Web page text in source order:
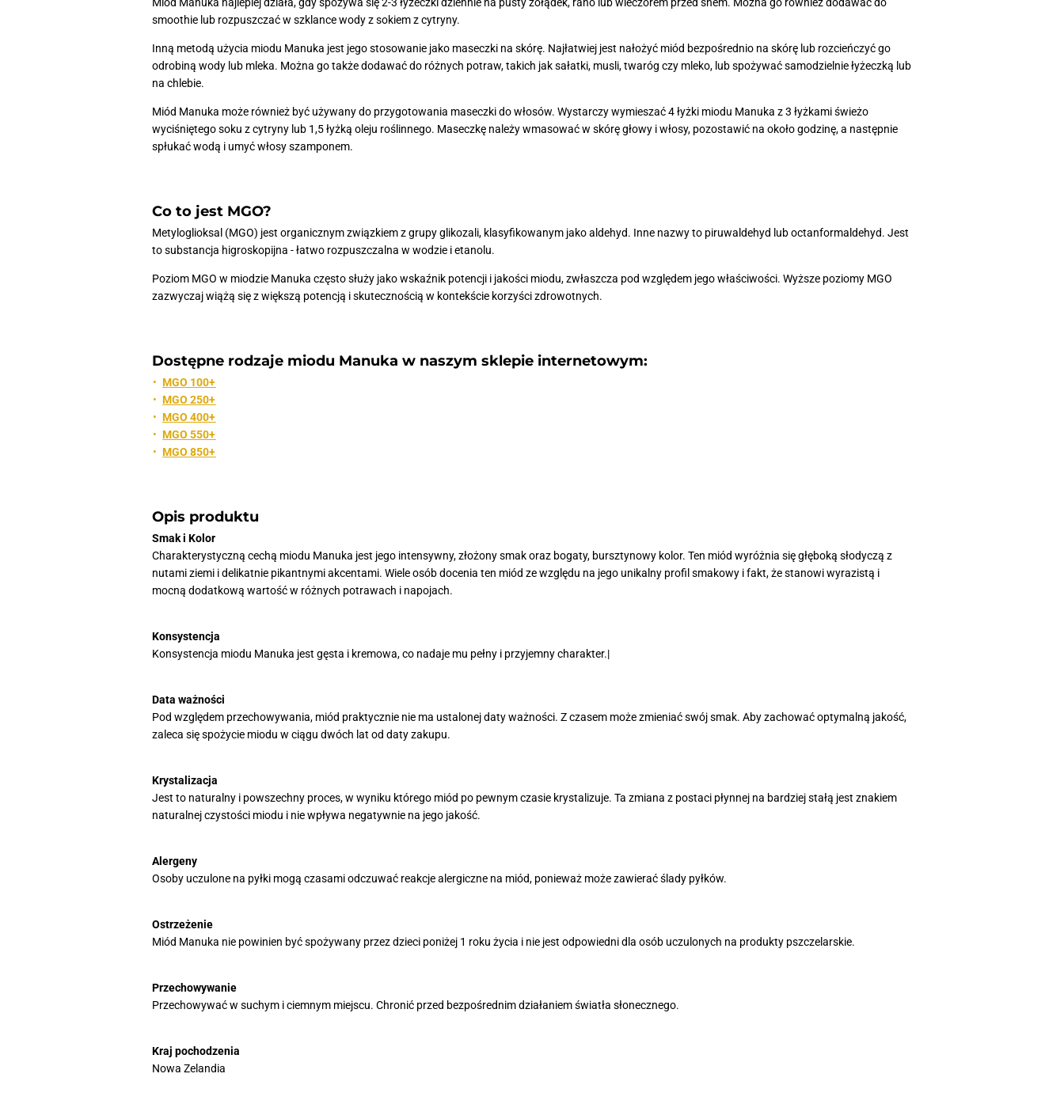
smoothie lub rozpuszczać w szklance wody z sokiem z cytryny.
Inną metodą użycia miodu Manuka jest jego stosowanie jako maseczki na skórę. Najłatwiej jest nałożyć miód bezpośrednio na skórę lub rozcieńczyć go
odrobiną wody lub mleka. Można go także dodawać do różnych potraw, takich jak sałatki, musli, twaróg czy mleko, lub spożywać samodzielnie łyżeczką lub
na chlebie.
Miód Manuka może również być używany do przygotowania maseczki do włosów. Wystarczy wymieszać 4 łyżki miodu Manuka z 3 łyżkami świeżo
wyciśniętego soku z cytryny lub 1,5 łyżką oleju roślinnego. Maseczkę należy wmasować w skórę głowy i włosy, pozostawić na około godzinę, a następnie
spłukać wodą i umyć włosy szamponem.
Co to jest MGO?
Metyloglioksal (MGO) jest organicznym związkiem z grupy glikozali, klasyfikowanym jako aldehyd. Inne nazwy to piruwaldehyd lub octanformaldehyd. Jest
to substancja higroskopijna - łatwo rozpuszczalna w wodzie i etanolu.
Poziom MGO w miodzie Manuka często służy jako wskaźnik potencji i jakości miodu, zwłaszcza pod względem jego właściwości. Wyższe poziomy MGO
zazwyczaj wiążą się z większą potencją i skutecznością w kontekście korzyści zdrowotnych.
Dostępne rodzaje miodu Manuka w naszym sklepie internetowym:
MGO 100+
MGO 250+
MGO 400+
MGO 550+
MGO 850+
Opis produktu
Smak i Kolor
Charakterystyczną cechą miodu Manuka jest jego intensywny, złożony smak oraz bogaty, bursztynowy kolor. Ten miód wyróżnia się głęboką słodyczą z
nutami ziemi i delikatnie pikantnymi akcentami. Wiele osób docenia ten miód ze względu na jego unikalny profil smakowy i fakt, że stanowi wyrazistą i
mocną dodatkową wartość w różnych potrawach i napojach.
Konsystencja
Konsystencja miodu Manuka jest gęsta i kremowa, co nadaje mu pełny i przyjemny charakter.|
Data ważności
Pod względem przechowywania, miód praktycznie nie ma ustalonej daty ważności. Z czasem może zmieniać swój smak. Aby zachować optymalną jakość,
zaleca się spożycie miodu w ciągu dwóch lat od daty zakupu.
Krystalizacja
Jest to naturalny i powszechny proces, w wyniku którego miód po pewnym czasie krystalizuje. Ta zmiana z postaci płynnej na bardziej stałą jest znakiem
naturalnej czystości miodu i nie wpływa negatywnie na jego jakość.
Alergeny
Osoby uczulone na pyłki mogą czasami odczuwać reakcje alergiczne na miód, ponieważ może zawierać ślady pyłków.
Ostrzeżenie
Miód Manuka nie powinien być spożywany przez dzieci poniżej 1 roku życia i nie jest odpowiedni dla osób uczulonych na produkty pszczelarskie.
Przechowywanie
Przechowywać w suchym i ciemnym miejscu. Chronić przed bezpośrednim działaniem światła słonecznego.
Kraj pochodzenia
Nowa Zelandia